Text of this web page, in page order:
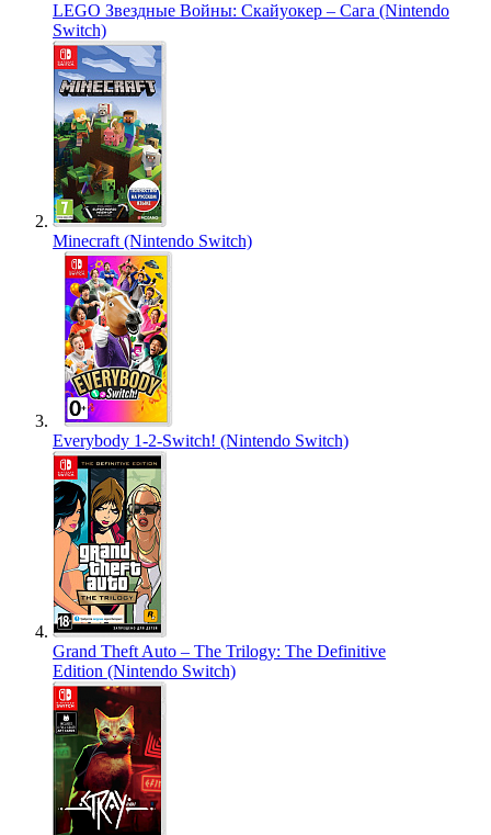
LEGO Звездные Войны: Скайуокер – Сага (Nintendo
Switch)
Minecraft (Nintendo Switch)
Everybody 1-2-Switch! (Nintendo Switch)
Grand Theft Auto – The Trilogy: The Definitive
Edition (Nintendo Switch)